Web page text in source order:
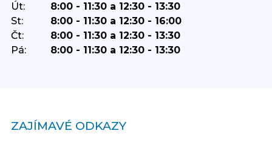
Út:
8:00 - 11:30 a 12:30 - 13:30
St:
8:00 - 11:30 a 12:30 - 16:00
Čt:
8:00 - 11:30 a 12:30 - 13:30
Pá:
8:00 - 11:30 a 12:30 - 13:30
ZAJÍMAVÉ ODKAZY